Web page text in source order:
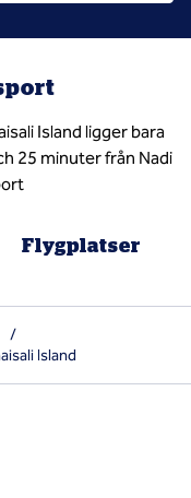
Island ligger bara
25 minuter från Nadi
Flygplatser
/
Island